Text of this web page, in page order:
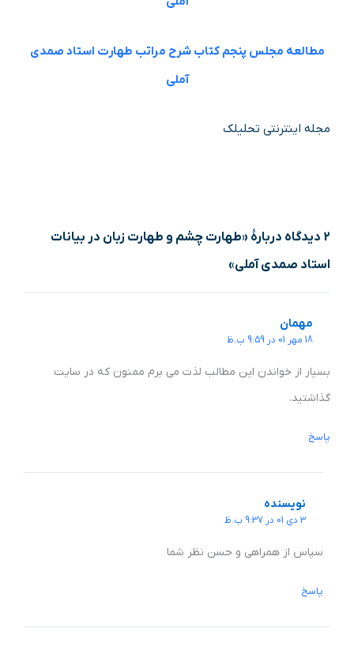
مطالعه مجلس پنجم کتاب شرح مراتب طهارت استاد صمدی
آملی
مجله اینترنتی تحلیلک
2 دیدگاه دربارهٔ «طهارت چشم و طهارت زبان در بیانات
استاد صمدی آملی»
مهمان
18 مهر 01 در 9:59 ب.ظ
بسیار از خواندن این مطالب لذت می برم ممنون که در سایت
گذاشتید.
پاسخ
نویسنده
3 دی 01 در 9:37 ب.ظ
سپاس از همراهی و حسن نظر شما
پاسخ